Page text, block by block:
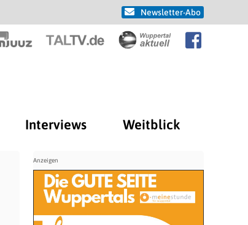
Newsletter-Abo
Interviews Weitblick